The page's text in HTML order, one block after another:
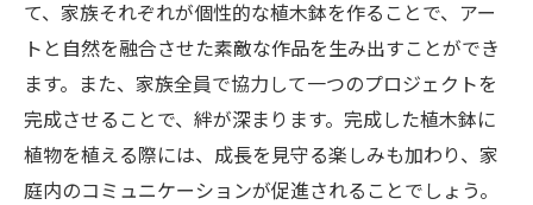
て、家族それぞれが個性的な植木鉢を作ることで、アー
トと自然を融合させた素敵な作品を生み出すことができ
ます。また、家族全員で協力して一つのプロジェクトを
完成させることで、絆が深まります。完成した植木鉢に
植物を植える際には、成長を見守る楽しみも加わり、家
庭内のコミュニケーションが促進されることでしょう。